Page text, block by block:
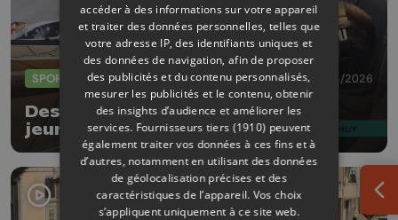
SPORTS 28/04/2026
Des stages de e-sport pour les
jeunes à Huy
accéder à des informations sur votre appareil
et traiter des données personnelles, telles que
votre adresse IP, des identifiants uniques et
des données de navigation, afin de proposer
des publicités et du contenu personnalisés,
mesurer les publicités et le contenu, obtenir
des insights d’audience et améliorer les
services. Fournisseurs tiers (1910) peuvent
également traiter vos données à ces fins et à
d’autres, notamment en utilisant des données
de géolocalisation précises et des
caractéristiques de l’appareil. Vos choix
s’appliquent uniquement à ce site web.